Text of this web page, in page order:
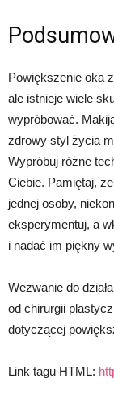
Powiększenie oka
ale istnieje wiele
wypróbować.
zdrowy styl życia
Wypróbuj różne
Ciebie. Pamiętaj,
jednej osoby,
eksperymentuj, a
i nadać im piękny
Wezwanie do
od chirurgii
dotyczącej
Link tagu HTML: